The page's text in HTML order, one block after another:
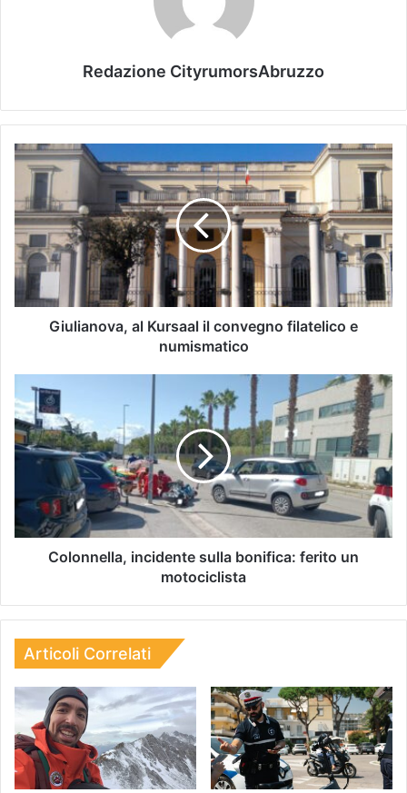
Redazione CityrumorsAbruzzo
Giulianova, al Kursaal il convegno filatelico e
numismatico
Colonnella, incidente sulla bonifica: ferito un
motociclista
Articoli Correlati